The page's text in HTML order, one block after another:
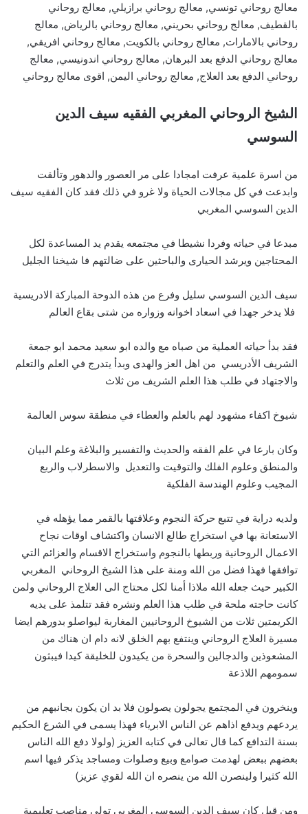
معالج روحاني تونسي, معالج روحاني برازيلي, معالج روحاني
بالقطيف, معالج روحاني بحريني, معالج روحاني بالرياض, معالج
روحاني بالامارات, معالج روحاني بالكويت, معالج روحاني افريقي,
معالج روحاني الدفع بعد البرهان, معالج روحاني اندونيسي, معالج
روحاني الدفع بعد العلاج, معالج روحاني اليمن, اقوى معالج روحاني
الشيخ الروحاني المغربي الفقيه سيف الدين
السوسي
من اسرة علمية عرفت امجادا على مر العصور والدهور وتألقت
وابدعت في كل مجالات الحياة ولا غرو في ذلك فقد كان الفقيه سيف
الدين السوسي المغربي
مبدعا في حياته وفردا نشيطا في مجتمعه يقدم يد المساعدة لكل
المحتاجين ويرشد الحيارى والباحثين على ضالتهم فا شيخنا الجليل
سيف الدين السوسي سليل وفرع من هذه الدوحة المباركة الادريسية
فلا يدخر جهدا في اسعاد اخوانه وزواره من شتى بقاع العالم
فقد بدأ حياته العملية من صباه مع والده ابو سعيد محمد ابو جمعة
الشريف الأدريسي من اهل العز والهدى وبدأ يتدرج في العلم والتعلم
والاجتهاد في طلب هذا العلم الشريف من ثلاث
شيوخ اكفاء مشهود لهم بالعلم والعطاء في منطقة سوس العالمة
وكان بارعا في علم الفقه والحديث والتفسير والبلاغة وعلم البيان
والمنطق وعلوم الفلك والتوقيت والتعديل والاسطرلاب والربع
المجيب وعلوم الهندسة الفلكية
ولديه دراية في تتبع حركة النجوم وعلاقتها بالقمر مما يؤهله في
الاستعانة بها في استخراج طالع الانسان واكتشاف اوقات نجاح
الاعمال الروحانية وربطها بالنجوم واستخراج الاقسام والعزائم التي
توافقها فهذا فضل من الله ومنة على هذا الشيخ الروحاني المغربي
الكبير حيث جعله الله ملاذا أمنا لكل محتاج الى العلاج الروحاني ولمن
كانت حاجته ملحة في طلب هذا العلم ونشره فقد تتلمذ على يديه
الكريمتين ثلات من الشيوخ الروحانيين المغاربة ليواصلو بدورهم ايضا
مسيرة العلاج الروحاني وينتفع بهم الخلق لانه دام ان هناك من
المشعوذين والدجالين والسحرة من يكيدون للخليقة كيدا فيبثون
سمومهم اللاذعة
وينخرون في المجتمع يجولون يصولون فلا بد ان يكون بجانبهم من
يردعهم ويدفع اذاهم عن الناس الابرياء فهذا يسمى في الشرع الحكيم
بسنة التدافع كما قال تعالى في كتابه العزيز (ولولا دفع الله الناس
بعضهم ببعض لهدمت صوامع وبيع وصلوات ومساجد يذكر فيها اسم
الله كثيرا ولينصرن الله من ينصره ان الله لقوي عزيز)
ومن قبل كان سيف الدين السوسي المغربي تولي مناصب تعليمية